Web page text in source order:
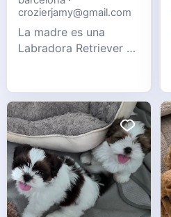
crozierjamy@gmail.com
La madre es una
Labradora Retriever de
Kennel Club. El padre
es un apuesto
Labrador rojo zorro.
Los cachorros están
bien socializados con
niños y tienen un
carácter tranquilo pero
enérgico. Tenemos 1 m